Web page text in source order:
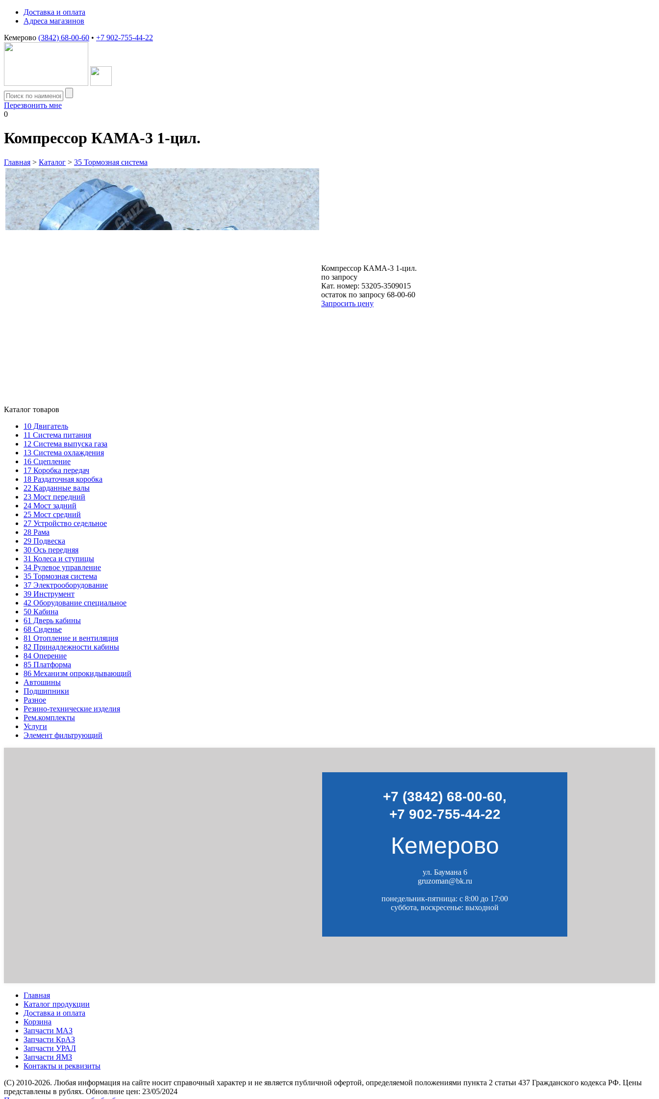
Доставка и оплата
Адреса магазинов
Кемерово (3842) 68-00-60 • +7 902-755-44-22
Перезвонить мне
0
Компрессор КАМА-3 1-цил.
Главная > Каталог > 35 Тормозная система
Компрессор КАМА-3 1-цил.
по запросу
Кат. номер: 53205-3509015
остаток по запросу 68-00-60
Запросить цену
Каталог товаров
10 Двигатель
11 Система питания
12 Система выпуска газа
13 Система охлаждения
16 Сцепление
17 Коробка передач
18 Раздаточная коробка
22 Карданные валы
23 Мост передний
24 Мост задний
25 Мост средний
27 Устройство седельное
28 Рама
29 Подвеска
30 Ось передняя
31 Колеса и ступицы
34 Рулевое управление
35 Тормозная система
37 Электрооборудование
39 Инструмент
42 Оборудование специальное
50 Кабина
61 Дверь кабины
68 Сиденье
81 Отопление и вентиляция
82 Принадлежности кабины
84 Оперение
85 Платформа
86 Механизм опрокидывающий
Автошины
Подшипники
Разное
Резино-технические изделия
Рем.комплекты
Услуги
Элемент фильтрующий
+7 (3842) 68-00-60,
+7 902-755-44-22
Кемерово
ул. Баумана 6
gruzoman@bk.ru
понедельник-пятница: c 8:00 до 17:00
суббота, воскресенье: выходной
Главная
Каталог продукции
Доставка и оплата
Корзина
Запчасти МАЗ
Запчасти КрАЗ
Запчасти УРАЛ
Запчасти ЯМЗ
Контакты и реквизиты
(C) 2010-2026. Любая информация на сайте носит справочный характер и не является публичной офертой, определяемой положениями пункта 2 статьи 437 Гражданского кодекса РФ. Цены
представлены в рублях. Обновлние цен: 23/05/2024